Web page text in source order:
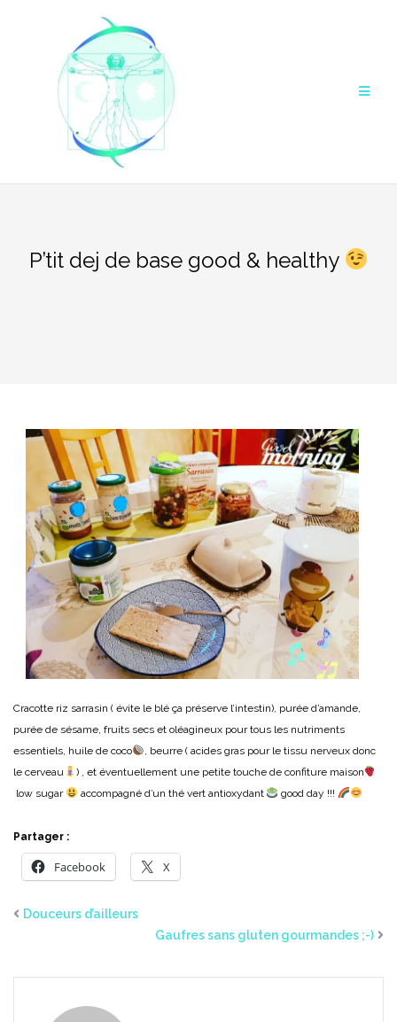
P’tit dej de base good & healthy
Cracotte riz sarrasin ( évite le blé ça préserve l’intestin), purée d’amande,
purée de sésame, fruits secs et oléagineux pour tous les nutriments
essentiels, huile de coco
, beurre ( acides gras pour le tissu nerveux donc
le cerveau
) , et éventuellement une petite touche de confiture maison
low sugar
accompagné d’un thé vert antioxydant good day !!!
Partager :
Facebook X
Douceurs d’ailleurs
Gaufres sans gluten gourmandes ;-)